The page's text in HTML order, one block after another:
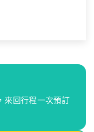
來回行程一次預訂